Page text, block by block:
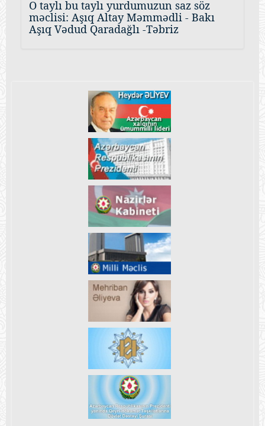
O taylı bu taylı yurdumuzun saz söz
məclisi: Aşıq Altay Məmmədli - Bakı
Aşıq Vədud Qaradağlı -Təbriz